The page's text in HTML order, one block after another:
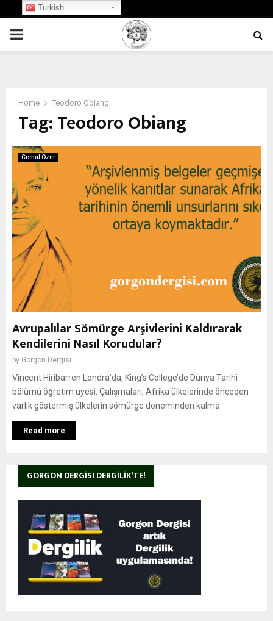
PRIMARY
Home Teodoro Obiang
Tag:Teodoro Obiang
Cemal Özer
Avrupalılar Sömürge Arşivlerini Kaldırarak
Kendilerini Nasıl Korudular?
by Gorgon Dergisi
Vincent Hiribarren Londra’da, King’s College’de Dünya Tarihi
bölümü öğretim üyesi. Çalışmaları, Afrika ülkelerinde önceden
varlık göstermiş ülkelerin sömürge döneminden kalma
Read more
GORGON DERGISI DERGILIK’TE!
Turkish